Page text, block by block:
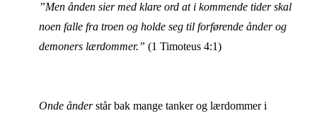
”Men ånden sier med klare ord at i kommende tider skal
noen falle fra troen og holde seg til forførende ånder og
demoners lærdommer.” (1 Timoteus 4:1)
Onde ånderstår bak mange tanker og lærdommer i